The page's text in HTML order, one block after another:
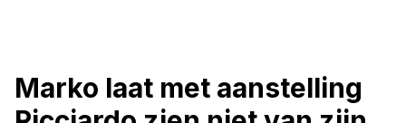
Marko laat met aanstelling